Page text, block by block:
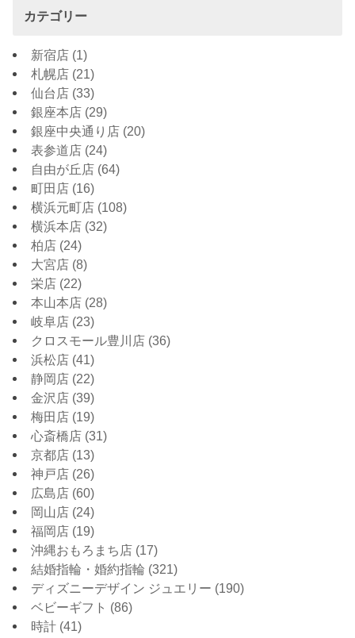
カテゴリー
新宿店 (1)
札幌店 (21)
仙台店 (33)
銀座本店 (29)
銀座中央通り店 (20)
表参道店 (24)
自由が丘店 (64)
町田店 (16)
横浜元町店 (108)
横浜本店 (32)
柏店 (24)
大宮店 (8)
栄店 (22)
本山本店 (28)
岐阜店 (23)
クロスモール豊川店 (36)
浜松店 (41)
静岡店 (22)
金沢店 (39)
梅田店 (19)
心斎橋店 (31)
京都店 (13)
神戸店 (26)
広島店 (60)
岡山店 (24)
福岡店 (19)
沖縄おもろまち店 (17)
結婚指輪・婚約指輪 (321)
ディズニーデザイン ジュエリー (190)
ベビーギフト (86)
時計 (41)